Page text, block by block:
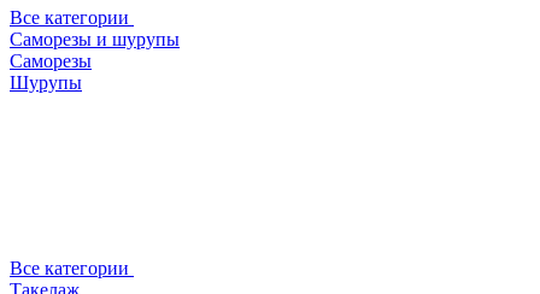
Все категории
Саморезы и шурупы
Саморезы
Шурупы
Все категории
Такелаж